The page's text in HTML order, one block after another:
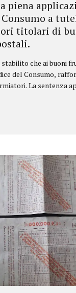
piena
a
titolari di
stabilito che ai buoni
del Consumo,
La sentenza
per mancanza di